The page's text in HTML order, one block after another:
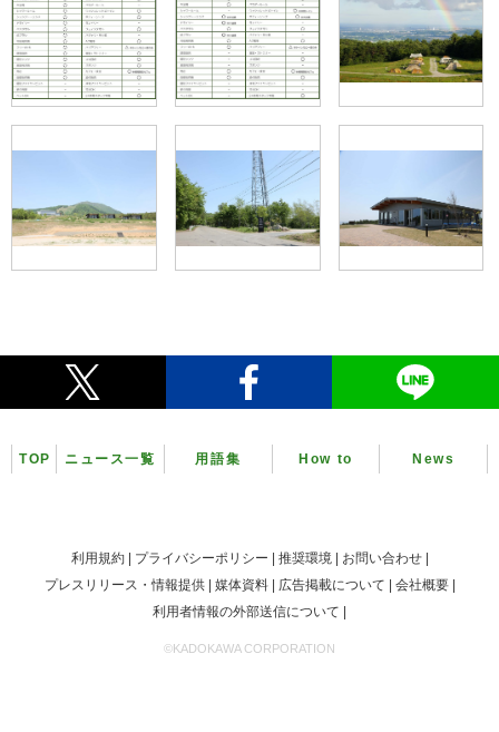
TOP ニュース一覧 用語集 How to News
利用規約 プライバシーポリシー 推奨環境
お問い合わせ
プレスリリース・情報提供
媒体資料 広告掲載について
会社概要
利用者情報の外部送信について
©KADOKAWA CORPORATION